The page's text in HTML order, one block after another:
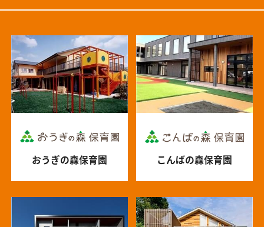
おうぎの森保育園 こんばの森保育園